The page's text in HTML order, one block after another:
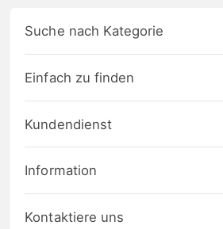
Suche nach Kategorie
Einfach zu finden
Kundendienst
Information
Kontaktiere uns